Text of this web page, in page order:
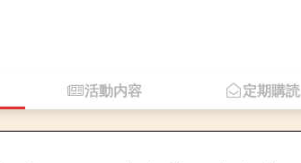
活動内容 定期購読